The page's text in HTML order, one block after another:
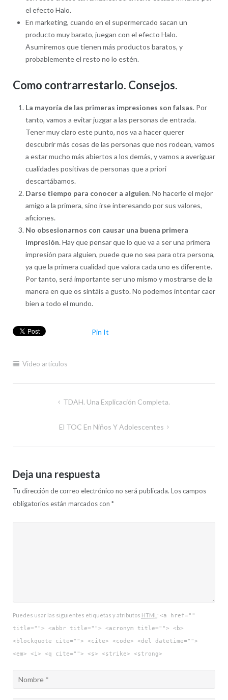
el efecto Halo.
En marketing, cuando en el supermercado sacan un
producto muy barato, juegan con el efecto Halo.
Asumiremos que tienen más productos baratos, y
probablemente el resto no lo estén.
Como contrarrestarlo. Consejos.
La mayoría de las primeras impresiones son falsas. Por
tanto, vamos a evitar juzgar a las personas de entrada.
Tener muy claro este punto, nos va a hacer querer
descubrir más cosas de las personas que nos rodean, vamos
a estar mucho más abiertos a los demás, y vamos a averiguar
cualidades positivas de personas que a priori
descartábamos.
Darse tiempo para conocer a alguien. No hacerle el mejor
amigo a la primera, sino irse interesando por sus valores,
aficiones.
No obsesionarnos con causar una buena primera
impresión. Hay que pensar que lo que va a ser una primera
impresión para alguien, puede que no sea para otra persona,
ya que la primera cualidad que valora cada uno es diferente.
Por tanto, será importante ser uno mismo y mostrarse de la
manera en que os sintáis a gusto. No podemos intentar caer
bien a todo el mundo.
Pin It
Video artículos
NavegaciónTDAH. Una Explicación Completa.
El TOC En Niños Y Adolescentes
Deja una respuesta
Tu dirección de correo electrónico no será publicada. Los campos
obligatorios están marcados con *
Puedes usar las siguientes etiquetas y atributos HTML : <a href=""
title=""> <abbr title=""> <acronym title=""> <b>
<blockquote cite=""> <cite> <code> <del datetime="">
<em> <i> <q cite=""> <s> <strike> <strong>